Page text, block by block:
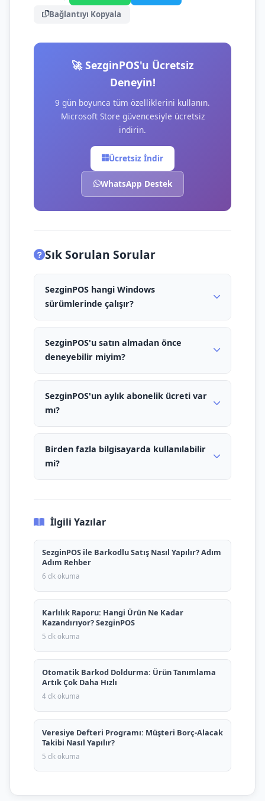
Bağlantıyı Kopyala
🚀 SezginPOS'u Ücretsiz
Deneyin!
9 gün boyunca tüm özelliklerini kullanın.
Microsoft Store güvencesiyle ücretsiz
indirin.
Ücretsiz İndir
WhatsApp Destek
Sık Sorulan Sorular
SezginPOS hangi Windows
sürümlerinde çalışır?
SezginPOS'u satın almadan önce
deneyebilir miyim?
SezginPOS'un aylık abonelik ücreti var
mı?
Birden fazla bilgisayarda kullanılabilir
mi?
İlgili Yazılar
SezginPOS ile Barkodlu Satış Nasıl Yapılır? Adım
Adım Rehber
6 dk okuma
Karlılık Raporu: Hangi Ürün Ne Kadar
Kazandırıyor? SezginPOS
5 dk okuma
Otomatik Barkod Doldurma: Ürün Tanımlama
Artık Çok Daha Hızlı
4 dk okuma
Veresiye Defteri Programı: Müşteri Borç-Alacak
Takibi Nasıl Yapılır?
5 dk okuma